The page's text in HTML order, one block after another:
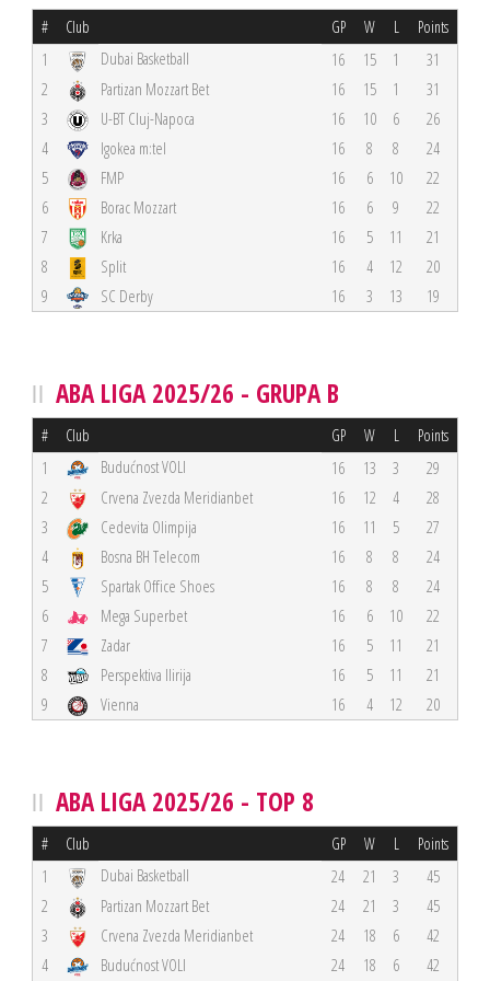
# Club GP W L Points
1 Dubai Basketball 16 15 1
31
2
Partizan Mozzart Bet 16 15 1
31
3
U-BT Cluj-Napoca 16 10 6
26
4
Igokea m:tel 16 8 8
24
5
FMP 16 6 10
22
6
Borac Mozzart 16 6 9
22
7
Krka 16 5 11
21
8
Split 16 4 12
20
9
SC Derby 16 3 13 19
ABA LIGA 2025/26 - GRUPA B
# Club GP W L Points
1 Budućnost VOLI 16 13 3
29
2
Crvena Zvezda Meridianbet 16 12 4
28
3
Cedevita Olimpija 16 11 5
27
4
Bosna BH Telecom 16 8 8
24
5
Spartak Office Shoes 16 8 8
24
6
Mega Superbet 16 6 10
22
7
Zadar 16 5 11
21
8
Perspektiva Ilirija 16 5 11
21
9
Vienna 16 4 12 20
ABA LIGA 2025/26 - TOP 8
# Club GP W L Points
1 Dubai Basketball 24 21 3
45
2
Partizan Mozzart Bet 24 21 3
45
3
Crvena Zvezda Meridianbet 24 18 6
42
4
Budućnost VOLI 24 18 6
42